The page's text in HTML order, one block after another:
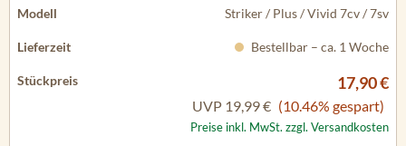
Striker / Plus / Vivid 7cv / 7sv
Bestellbar – ca. 1 Woche
17,90 €
UVP 19,99 € (10.46% gespart)
Preise inkl. MwSt. zzgl. Versandkosten